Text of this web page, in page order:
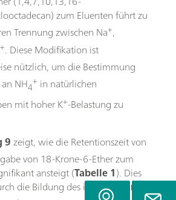
zum Eluenten führt zu
Trennung zwischen Na+,
+. Diese Modifikation ist
nützlich, um die Bestimmung
NH4+ in natürlichen
mit hoher K+-Belastung zu
9zeigt, wie die Retentionszeit von
von 18-Krone-6-Ether zum
ansteigt (Tabelle 1). Dies
die Bildung des in
Abbildung